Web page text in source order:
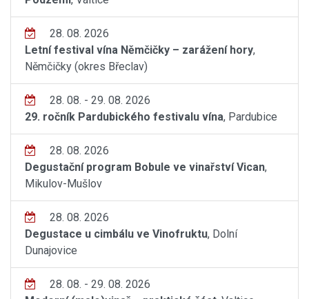
28. 08. 2026
Letní festival vína Němčičky – zarážení hory,
Němčičky (okres Břeclav)
28. 08. - 29. 08. 2026
29. ročník Pardubického festivalu vína, Pardubice
28. 08. 2026
Degustační program Bobule ve vinařství Vican,
Mikulov-Mušlov
28. 08. 2026
Degustace u cimbálu ve Vinofruktu, Dolní
Dunajovice
28. 08. - 29. 08. 2026